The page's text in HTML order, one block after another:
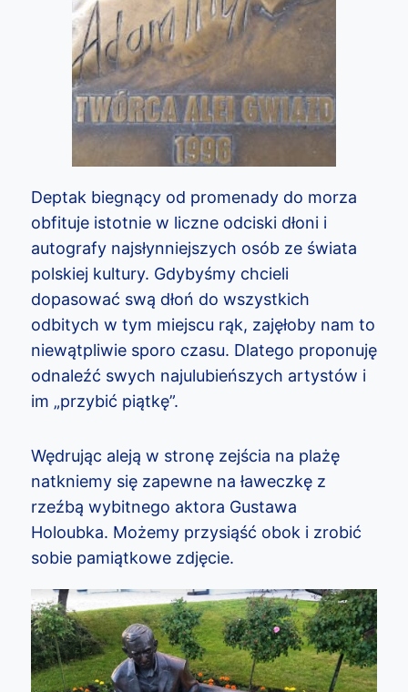
Deptak biegnący od promenady do morza
obfituje istotnie w liczne odciski dłoni i
autografy najsłynniejszych osób ze świata
polskiej kultury. Gdybyśmy chcieli
dopasować swą dłoń do wszystkich
odbitych w tym miejscu rąk, zajęłoby nam to
niewątpliwie sporo czasu. Dlatego proponuję
odnaleźć swych najulubieńszych artystów i
im „przybić piątkę”.
Wędrując aleją w stronę zejścia na plażę
natkniemy się zapewne na ławeczkę z
rzeźbą wybitnego aktora Gustawa
Holoubka. Możemy przysiąść obok i zrobić
sobie pamiątkowe zdjęcie.